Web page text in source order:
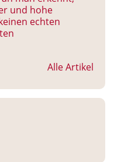
und hohe
echten
Alle Artikel